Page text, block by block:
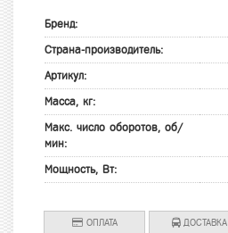
Бренд:
Страна-производитель:
Артикул:
Масса, кг:
Макс. число оборотов, об/
мин:
Мощность, Вт:
ОПЛАТА ДОСТАВКА